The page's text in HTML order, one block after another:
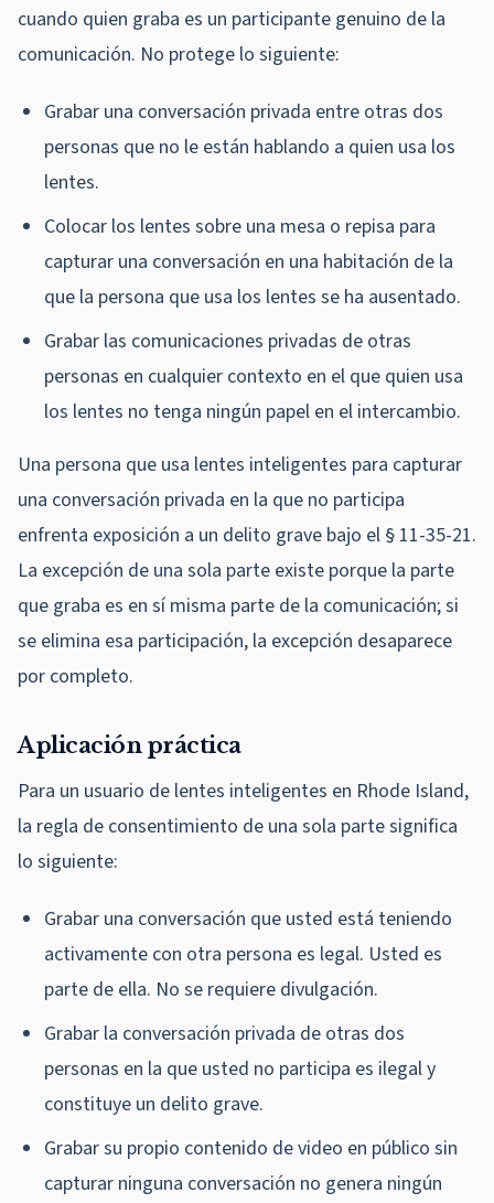
cuando quien graba es un participante genuino de la
comunicación. No protege lo siguiente:
Grabar una conversación privada entre otras dos
personas que no le están hablando a quien usa los
lentes.
Colocar los lentes sobre una mesa o repisa para
capturar una conversación en una habitación de la
que la persona que usa los lentes se ha ausentado.
Grabar las comunicaciones privadas de otras
personas en cualquier contexto en el que quien usa
los lentes no tenga ningún papel en el intercambio.
Una persona que usa lentes inteligentes para capturar
una conversación privada en la que no participa
enfrenta exposición a un delito grave bajo el § 11-35-21.
La excepción de una sola parte existe porque la parte
que graba es en sí misma parte de la comunicación; si
se elimina esa participación, la excepción desaparece
por completo.
Aplicación práctica
Para un usuario de lentes inteligentes en Rhode Island,
la regla de consentimiento de una sola parte significa
lo siguiente:
Grabar una conversación que usted está teniendo
activamente con otra persona es legal. Usted es
parte de ella. No se requiere divulgación.
Grabar la conversación privada de otras dos
personas en la que usted no participa es ilegal y
constituye un delito grave.
Grabar su propio contenido de video en público sin
capturar ninguna conversación no genera ningún